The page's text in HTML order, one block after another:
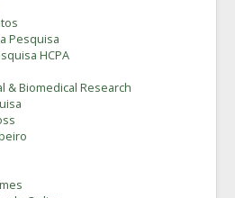
Pesquisa
HCPA
& Biomedical Research